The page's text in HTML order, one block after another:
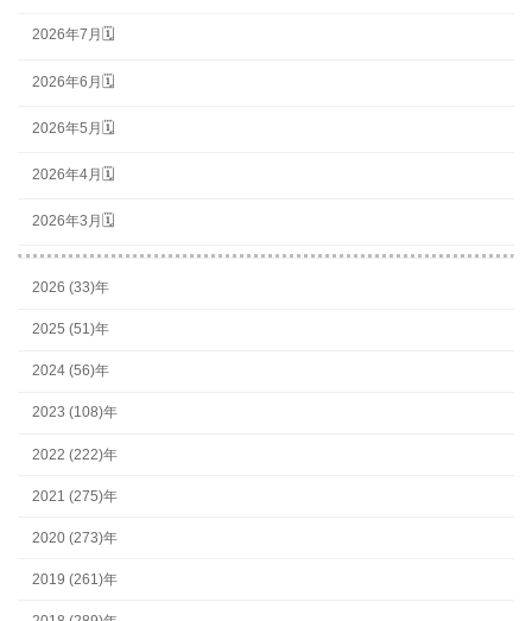
2026年7月🗓
2026年6月🗓
2026年5月🗓
2026年4月🗓
2026年3月🗓
2026 (33)年
2025 (51)年
2024 (56)年
2023 (108)年
2022 (222)年
2021 (275)年
2020 (273)年
2019 (261)年